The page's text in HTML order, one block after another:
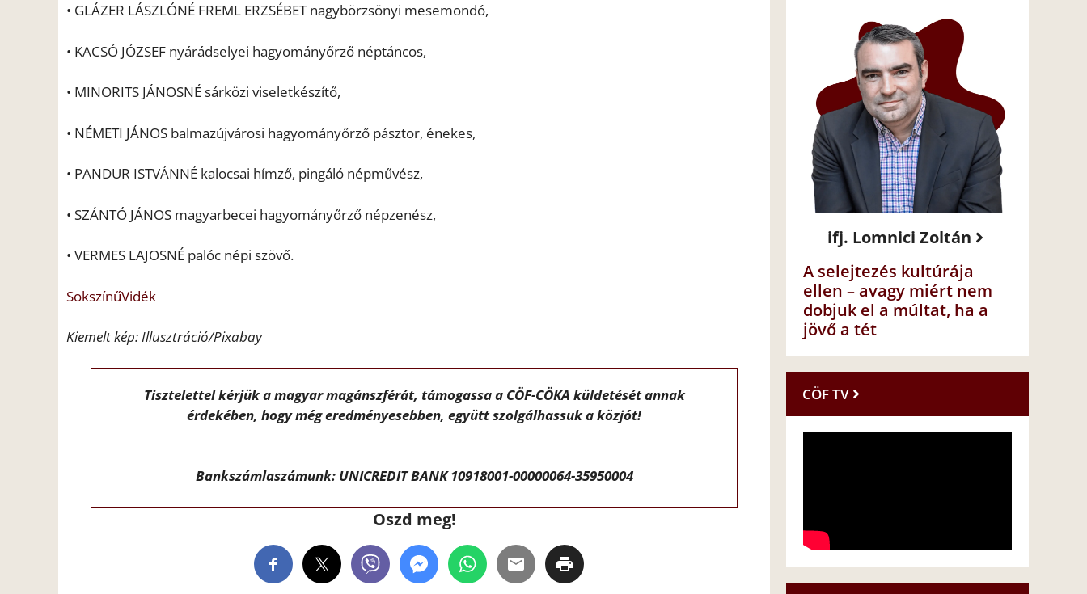
• GLÁZER LÁSZLÓNÉ FREML ERZSÉBET nagybörzsönyi mesemondó,
• KACSÓ JÓZSEF nyárádselyei hagyományőrző néptáncos,
• MINORITS JÁNOSNÉ sárközi viseletkészítő,
• NÉMETI JÁNOS balmazújvárosi hagyományőrző pásztor, énekes,
• PANDUR ISTVÁNNÉ kalocsai hímző, pingáló népművész,
• SZÁNTÓ JÁNOS magyarbecei hagyományőrző népzenész,
• VERMES LAJOSNÉ palóc népi szövő.
SokszínűVidék
Kiemelt kép: Illusztráció/Pixabay
Tisztelettel kérjük a magyar magánszférát, támogassa a CÖF-CÖKA küldetését annak
érdekében, hogy még eredményesebben, együtt szolgálhassuk a közjót!
Bankszámlaszámunk: UNICREDIT BANK 10918001-00000064-35950004
Oszd meg!
ifj. Lomnici Zoltán
A selejtezés kultúrája
ellen – avagy miért nem
dobjuk el a múltat, ha a
jövő a tét
CÖF TV